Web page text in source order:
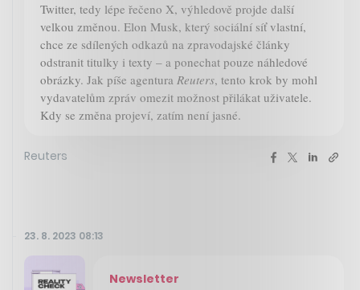
Twitter, tedy lépe řečeno X, výhledově projde další
velkou změnou. Elon Musk, který sociální síť vlastní,
chce ze sdílených odkazů na zpravodajské články
odstranit titulky i texty – a ponechat pouze náhledové
obrázky. Jak píše agentura Reuters, tento krok by mohl
vydavatelům zpráv omezit možnost přilákat uživatele.
Kdy se změna projeví, zatím není jasné.
Reuters
23. 8. 2023 08:13
Newsletter